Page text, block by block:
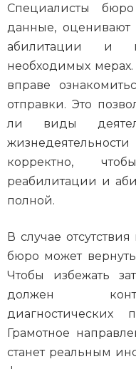
Специалисты
данные, оценивают
абилитации и
необходимых
вправе
отправки. Это
ли виды
корректно,
реабилитации и
полной.
В случае
бюро может
Чтобы избежать
должен
Грамотное
станет реальным